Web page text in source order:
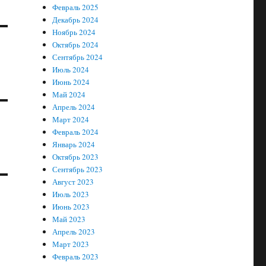
Февраль 2025
Декабрь 2024
Ноябрь 2024
Октябрь 2024
Сентябрь 2024
Июль 2024
Июнь 2024
Май 2024
Апрель 2024
Март 2024
Февраль 2024
Январь 2024
Октябрь 2023
Сентябрь 2023
Август 2023
Июль 2023
Июнь 2023
Май 2023
Апрель 2023
Март 2023
Февраль 2023